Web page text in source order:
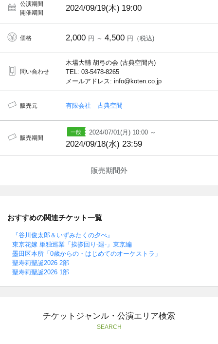
公演期間
開催期間
2024/09/19(木) 19:00
価格 2,000 円 ～ 4,500 円（税込)
問い合わせ
木場大輔 胡弓の会 (古典空間内)
TEL: 03-5478-8265
メールアドレス: info@koten.co.jp
販売元 有限会社 古典空間
販売期間
2024/07/01(月) 10:00 ～
2024/09/18(水) 23:59
販売期間外
おすすめの関連チケット一覧
『谷川俊太郎＆いずみたくの夕べ』
東京花嫁 単独巡業「挨拶回り-廻-」東京編
墨田区本所「0歳からの・はじめてのオーケストラ」
聖寿莉聖誕2026 2部
聖寿莉聖誕2026 1部
チケットジャンル・公演エリア検索
SEARCH